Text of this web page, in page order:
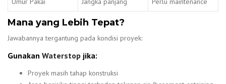
Mana yang Lebih Tepat?
Jawabannya tergantung pada kondisi proyek:
Gunakan Waterstop jika:
Proyek masih tahap konstruksi